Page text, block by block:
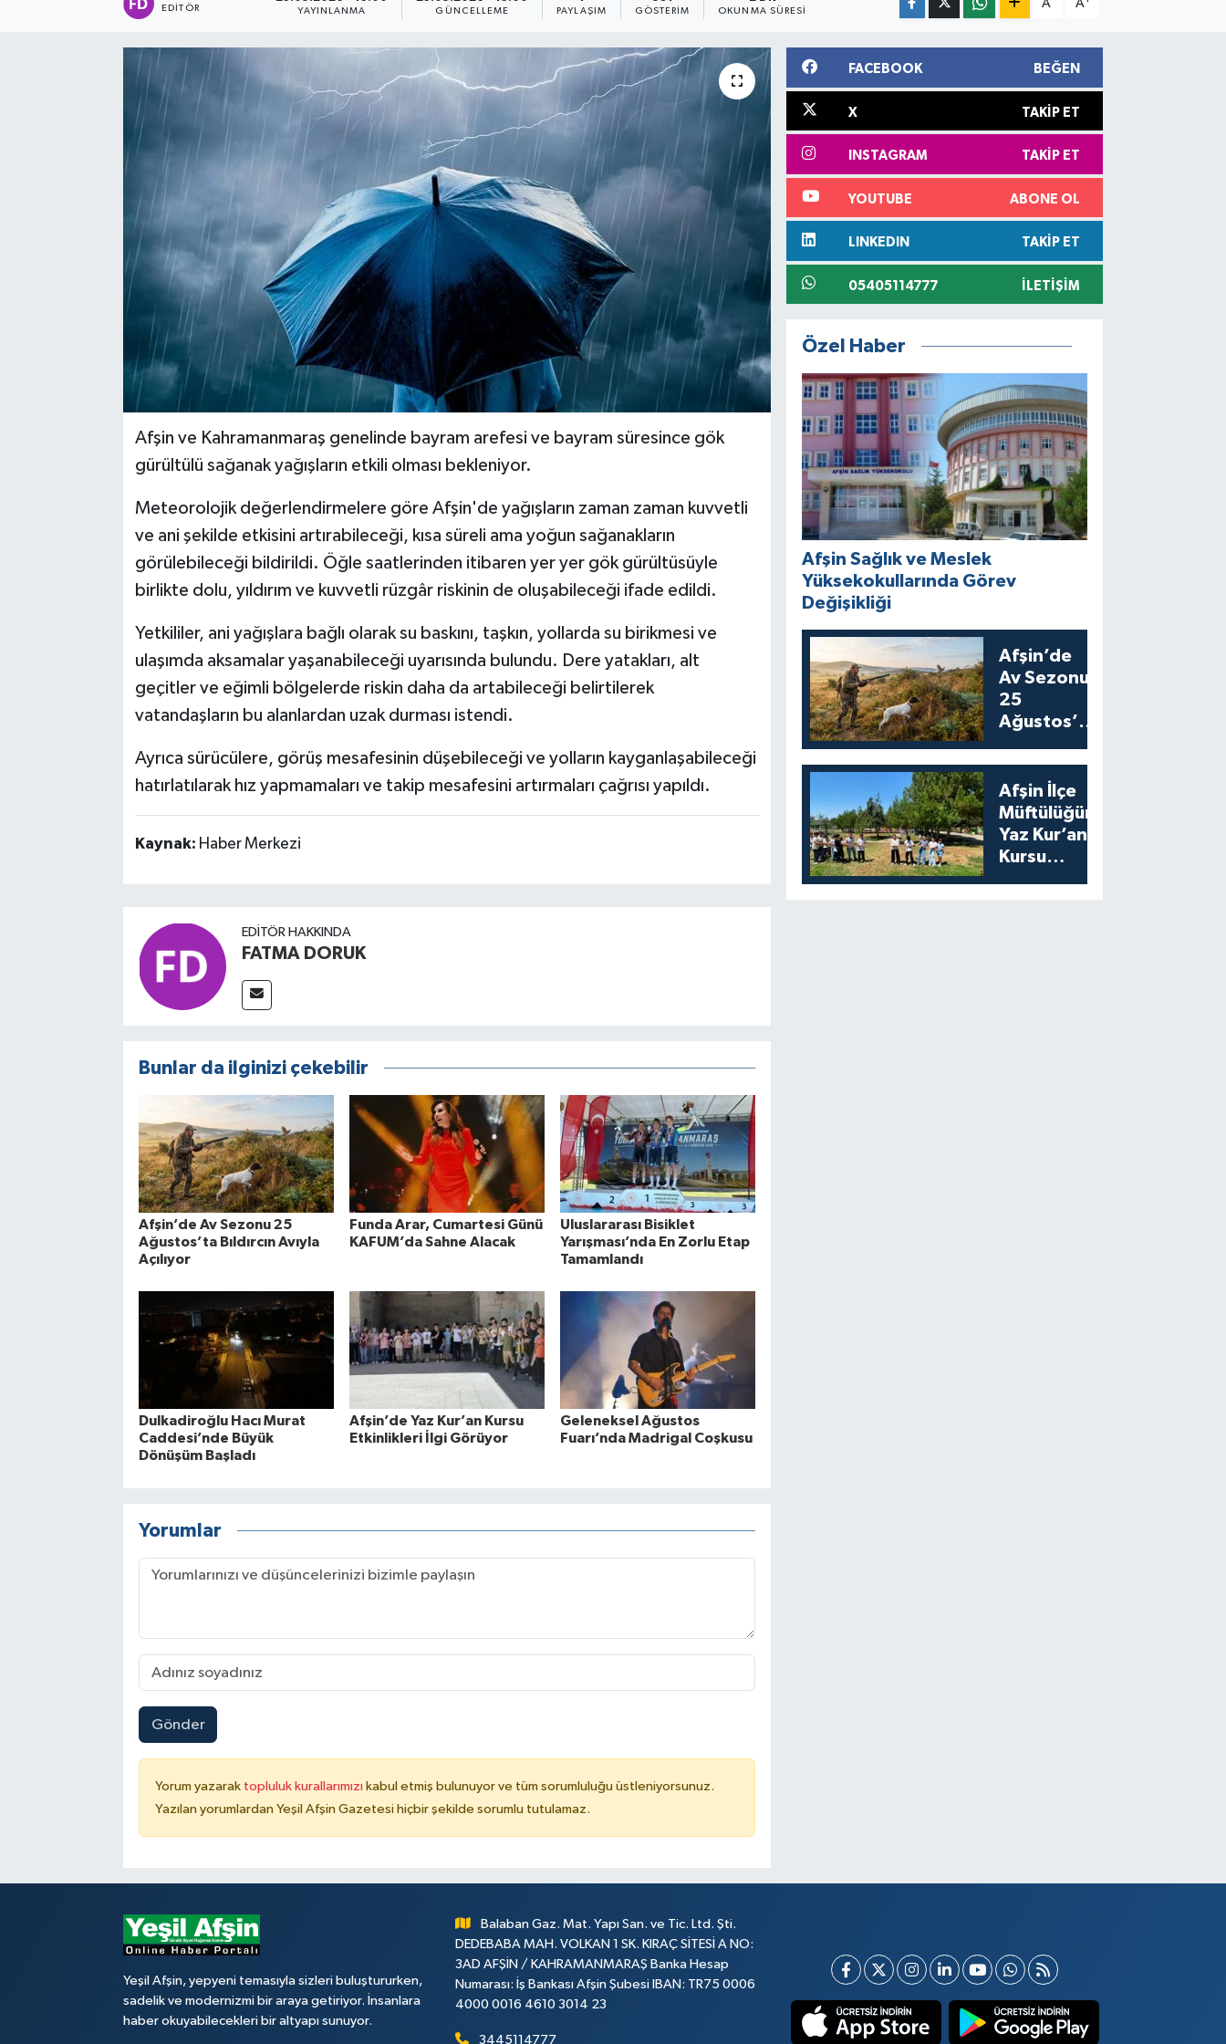
EDITÖR YAYINLANMA GÜNCELLEME PAYLAŞIM GÖSTERIM OKUNMA SÜRESI
A A
Afşin ve Kahramanmaraş genelinde bayram arefesi ve bayram süresince gök
gürültülü sağanak yağışların etkili olması bekleniyor.
Meteorolojik değerlendirmelere göre Afşin'de yağışların zaman zaman kuvvetli
ve ani şekilde etkisini artırabileceği, kısa süreli ama yoğun sağanakların
görülebileceği bildirildi. Öğle saatlerinden itibaren yer yer gök gürültüsüyle
birlikte dolu, yıldırım ve kuvvetli rüzgâr riskinin de oluşabileceği ifade edildi.
Yetkililer, ani yağışlara bağlı olarak su baskını, taşkın, yollarda su birikmesi ve
ulaşımda aksamalar yaşanabileceği uyarısında bulundu. Dere yatakları, alt
geçitler ve eğimli bölgelerde riskin daha da artabileceği belirtilerek
vatandaşların bu alanlardan uzak durması istendi.
Ayrıca sürücülere, görüş mesafesinin düşebileceği ve yolların kayganlaşabileceği
hatırlatılarak hız yapmamaları ve takip mesafesini artırmaları çağrısı yapıldı.
Kaynak: Haber Merkezi
EDITÖR HAKKINDA
FATMA DORUK
Bunlar da ilginizi çekebilir
Afşin’de Av Sezonu 25
Ağustos’ta Bıldırcın Avıyla
Açılıyor
Funda Arar, Cumartesi Günü
KAFUM’da Sahne Alacak
Uluslararası Bisiklet
Yarışması’nda En Zorlu Etap
Tamamlandı
Dulkadiroğlu Hacı Murat
Caddesi’nde Büyük
Dönüşüm Başladı
Afşin’de Yaz Kur’an Kursu
Etkinlikleri İlgi Görüyor
Geleneksel Ağustos
Fuarı’nda Madrigal Coşkusu
Yorumlar
Gönder
Yorum yazarak topluluk kurallarımızı kabul etmiş bulunuyor ve tüm sorumluluğu üstleniyorsunuz.
Yazılan yorumlardan Yeşil Afşin Gazetesi hiçbir şekilde sorumlu tutulamaz.
FACEBOOK BEĞEN
X TAKIP ET
INSTAGRAM TAKIP ET
YOUTUBE ABONE OL
LINKEDIN TAKIP ET
05405114777 İLETIŞIM
Özel Haber
Afşin Sağlık ve Meslek
Yüksekokullarında Görev
Değişikliği
Afşin’de
Av Sezonu
25
Ağustos’ta
Avıyla
Açılıyor
Afşin İlçe
Müftülüğünden
Yaz Kur’an
Kursu
Yeşil Afşin, yepyeni temasıyla sizleri buluştururken,
sadelik ve modernizmi bir araya getiriyor. İnsanlara
haber okuyabilecekleri bir altyapı sunuyor.
Balaban Gaz. Mat. Yapı San. ve Tic. Ltd. Şti.
DEDEBABA MAH. VOLKAN 1 SK. KIRAÇ SİTESİ A NO:
3AD AFŞİN / KAHRAMANMARAŞ Banka Hesap
Numarası: İş Bankası Afşin Şubesi IBAN: TR75 0006
4000 0016 4610 3014 23
3445114777